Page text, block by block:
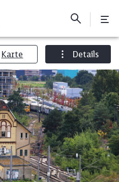
Karte Details